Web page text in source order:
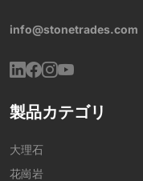
info@stonetrades.com
製品カテゴリ
大理石
花崗岩